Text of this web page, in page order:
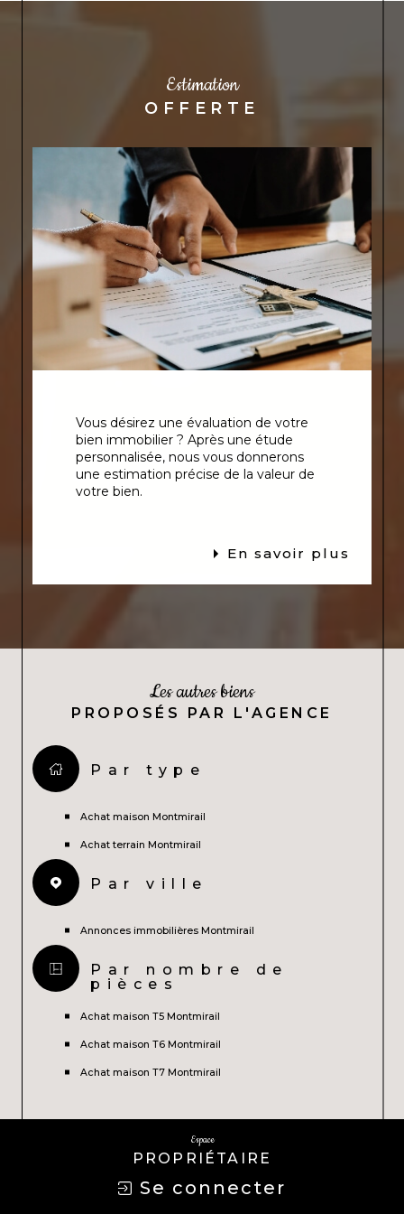
Estimation
OFFERTE
Vous désirez une évaluation de votre
bien immobilier ? Après une étude
personnalisée, nous vous donnerons
une estimation précise de la valeur de
votre bien.
En savoir plus
Les autres biens
PROPOSÉS PAR L'AGENCE
Par type
Achat maison Montmirail
Achat terrain Montmirail
Par ville
Annonces immobilières Montmirail
Par nombre de
pièces
Achat maison T5 Montmirail
Achat maison T6 Montmirail
Achat maison T7 Montmirail
Espace
PROPRIÉTAIRE
Se connecter